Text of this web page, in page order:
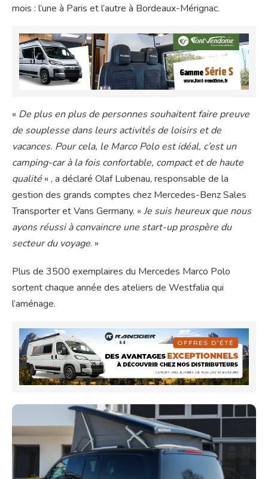
mois : l’une à Paris et l’autre à Bordeaux-Mérignac.
« De plus en plus de personnes souhaitent faire preuve
de souplesse dans leurs activités de loisirs et de
vacances. Pour cela, le Marco Polo est idéal, c’est un
camping-car à la fois confortable, compact et de haute
qualité« , a déclaré Olaf Lubenau, responsable de la
gestion des grands comptes chez Mercedes-Benz Sales
Transporter et Vans Germany. « Je suis heureux que nous
ayons réussi à convaincre une start-up prospère du
secteur du voyage. »
Plus de 3500 exemplaires du Mercedes Marco Polo
sortent chaque année des ateliers de Westfalia qui
l’aménage.